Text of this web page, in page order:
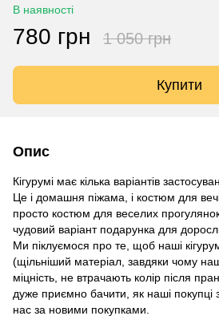
В наявності
780 грн 1 050 грн
Купити
Опис
Кігурумі має кілька варіантів
Це і домашня піжама, і костюм для
просто костюм для веселих прогулянок
чудовий варіант подарунка для
Ми піклуємося про те, щоб наші
(щільніший матеріал, завдяки чому
міцність, не втрачають колір після
дуже приємно бачити, як наші покупці
нас за новими покупками.